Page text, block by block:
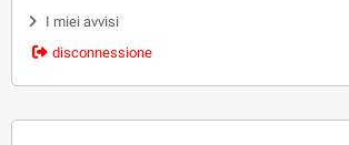
I miei avvisi
disconnessione